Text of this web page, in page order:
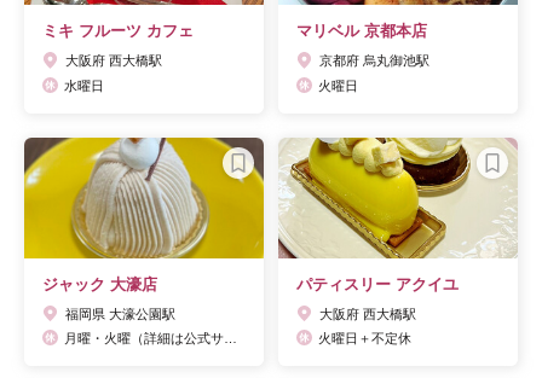
ミキ フルーツ カフェ
大阪府 西大橋駅
水曜日
マリベル 京都本店
京都府 烏丸御池駅
火曜日
ジャック 大濠店
福岡県 大濠公園駅
パティスリー アクイユ
大阪府 西大橋駅
火曜日＋不定休